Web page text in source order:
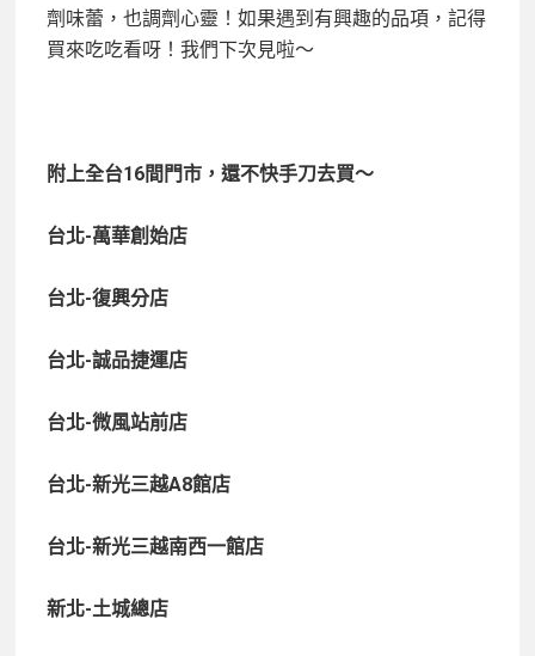
劑味蕾，也調劑心靈！如果遇到有興趣的品項，記得
買來吃吃看呀！我們下次見啦～
附上全台16間門市，還不快手刀去買～
台北-萬華創始店
台北-復興分店
台北-誠品捷運店
台北-微風站前店
台北-新光三越A8館店
台北-新光三越南西一館店
新北-土城總店